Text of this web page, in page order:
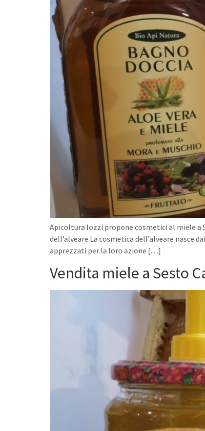
Apicoltura Iozzi propone cosmetici al miele a
dell’alveare.La cosmetica dell’alveare nasce
apprezzati per la loro azione […]
Vendita miele a Sesto